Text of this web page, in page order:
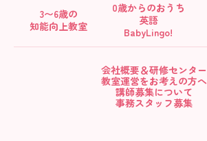
3〜6歳の
知能向上教室
0歳からのおうち
英語
BabyLingo!
会社概要＆研修センター
教室運営をお考えの方へ
講師募集について
事務スタッフ募集